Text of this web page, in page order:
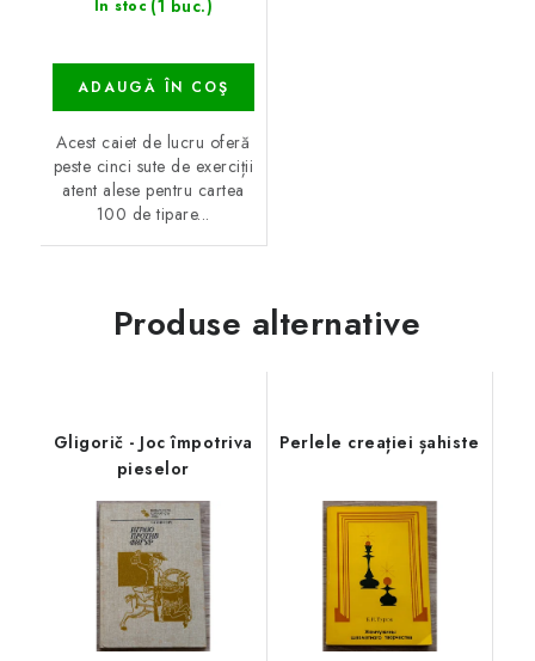
În stoc (1 buc.)
ADAUGĂ ÎN COŞ
Acest caiet de lucru oferă
peste cinci sute de exerciții
atent alese pentru cartea
100 de tipare...
Produse alternative
Gligorič - Joc împotriva
pieselor
Perlele creației șahiste